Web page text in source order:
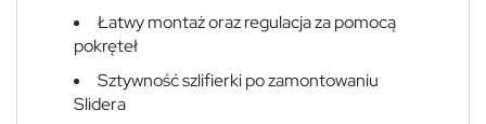
Łatwy montaż oraz regulacja za pomocą
pokręteł
Sztywność szlifierki po zamontowaniu
Slidera